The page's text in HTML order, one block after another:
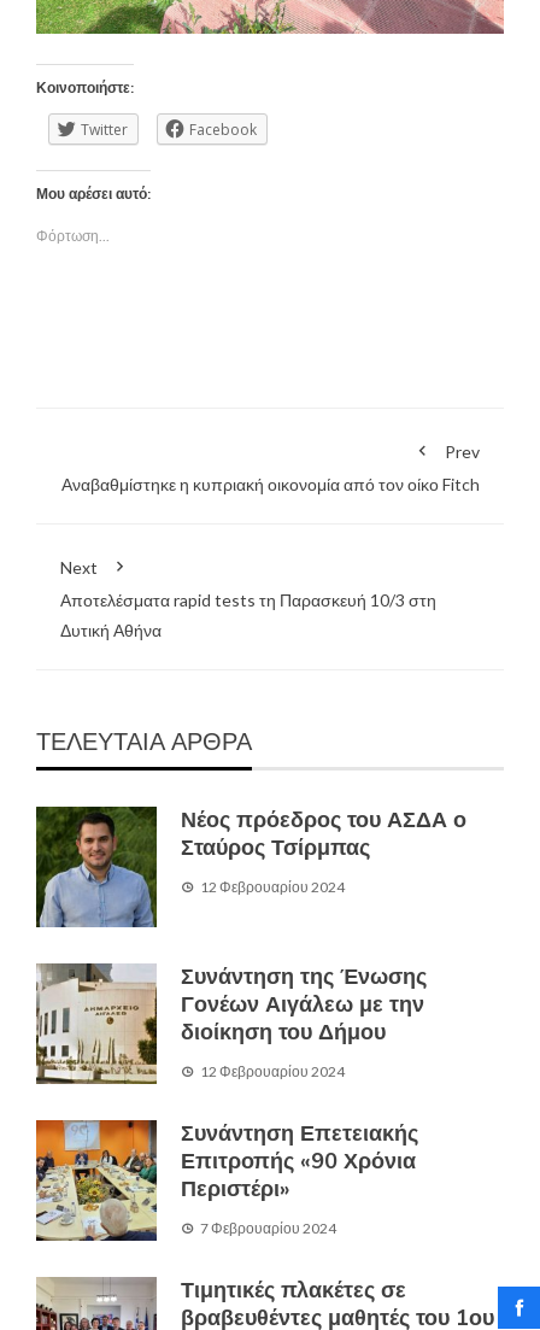
Κοινοποιήστε:
Twitter Facebook
Μου αρέσει αυτό:
Φόρτωση...
Prev
Αναβαθμίστηκε η κυπριακή οικονομία από τον οίκο Fitch
Next
Αποτελέσματα rapid tests τη Παρασκευή 10/3 στη
Δυτική Αθήνα
ΤΕΛΕΥΤΑΙΑ ΑΡΘΡΑ
Νέος πρόεδρος του ΑΣΔΑ ο
Σταύρος Τσίρμπας
12 Φεβρουαρίου 2024
Συνάντηση της Ένωσης
Γονέων Αιγάλεω με την
διοίκηση του Δήμου
12 Φεβρουαρίου 2024
Συνάντηση Επετειακής
Επιτροπής «90 Χρόνια
Περιστέρι»
7 Φεβρουαρίου 2024
Τιμητικές πλακέτες σε
βραβευθέντες μαθητές του 1ου